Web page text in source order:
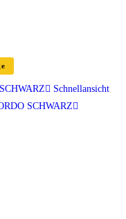
Schnellansicht